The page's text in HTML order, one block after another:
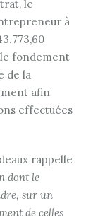
le
à
le fondement
de la
afin
effectuées
rappelle
dont le
sur un
de celles